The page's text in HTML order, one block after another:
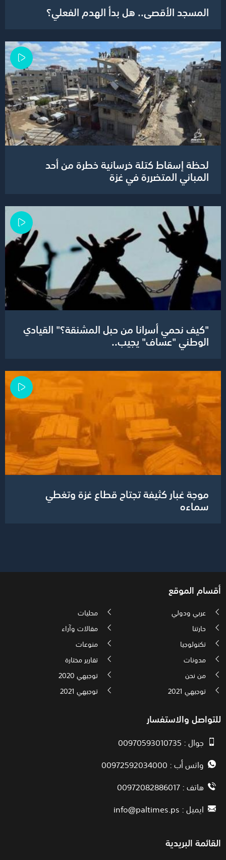
المسجد الأقصى.. هل بدأ الهدم الفعلي؟
لحظة إسقاط كتلة خرسانية خطرة من أحد
المباني المتضررة في غزة
"كيف نحمي أسرانا من حبل المشنقة؟" القيادي
الوطني "عساف" يجيب..
موجة غبار كثيفة تجتاح قطاع غزة وتغطي
سماءه
أقسام الموقع
عربي ودولي
محليات
حارتنا
مقالات وآراء
تكنولوجيا
منوعات
مدونات
تقارير مختارة
من نحن
توجيهي 2020
توجيهي 2021
توجيهي 2021
للتواصل والاستفسار
جوال : 00970593010735
واتس أب : 00972592034000
هاتف : 00972082886017
ايميل :info@paltimes.ps
القائمة البريدية